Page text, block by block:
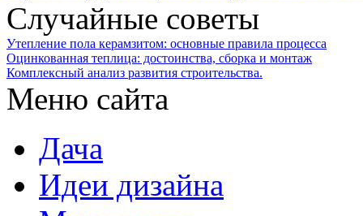
Случайные советы
Утепление пола керамзитом: основные правила процесса
Оцинкованная теплица: достоинства, сборка и монтаж
Комплексный анализ развития строительства.
Меню сайта
Дача
Идеи дизайна